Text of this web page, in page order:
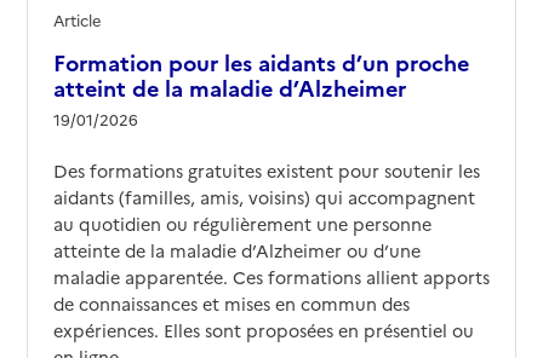
Formation pour les aidants d’un proche
atteint de la maladie d’Alzheimer
19/01/2026
Article
Des formations gratuites existent pour soutenir les
aidants (familles, amis, voisins) qui accompagnent
au quotidien ou régulièrement une personne
atteinte de la maladie d’Alzheimer ou d’une
maladie apparentée. Ces formations allient apports
de connaissances et mises en commun des
expériences. Elles sont proposées en présentiel ou